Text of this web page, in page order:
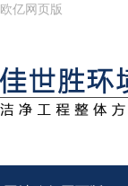
欧亿网页版